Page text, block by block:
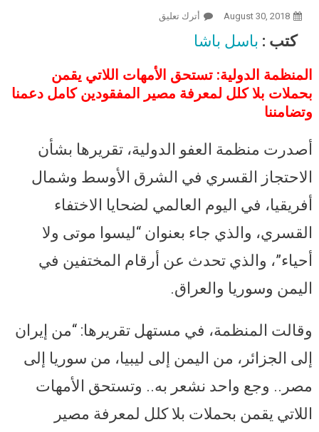
August 30, 2018 أترك تعليق
كتب : باسل باشا
المنظمة الدولية: تستحق الأمهات اللاتي يقمن
بحملات بلا كلل لمعرفة مصير المفقودين كامل دعمنا
وتضامننا
أصدرت منظمة العفو الدولية، تقريرها بشأن
الاحتجاز القسري في الشرق الأوسط وشمال
أفريقيا، في اليوم العالمي لضحايا الاختفاء
القسري، والذي جاء بعنوان “ليسوا موتى ولا
أحياء”، والذي تحدث عن أرقام المختفين في
اليمن وسوريا والعراق.
وقالت المنظمة، في مستهل تقريرها: “من إيران
إلى الجزائر، من اليمن إلى ليبيا، من سوريا إلى
مصر.. وجع واحد نشعر به.. وتستحق الأمهات
اللاتي يقمن بحملات بلا كلل لمعرفة مصير